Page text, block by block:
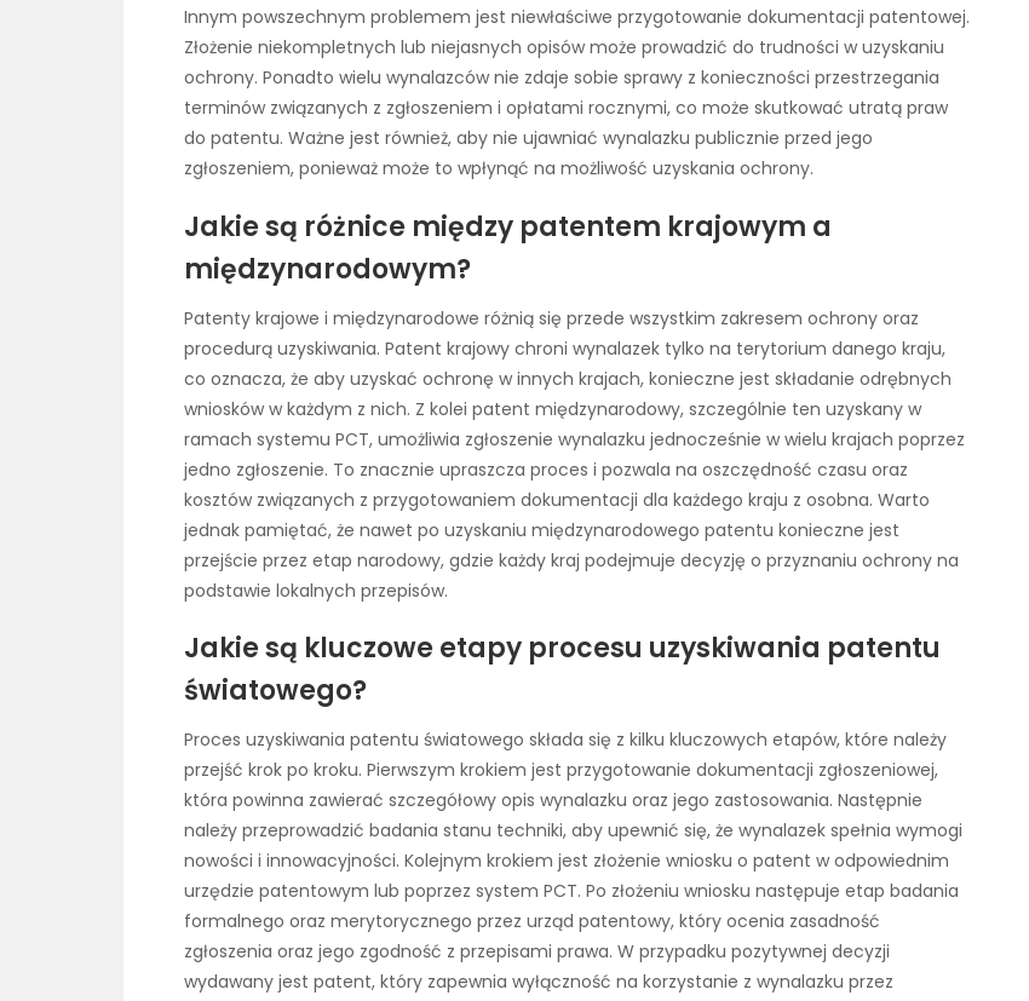
Innym powszechnym problemem jest niewłaściwe przygotowanie dokumentacji patentowej.
Złożenie niekompletnych lub niejasnych opisów może prowadzić do trudności w uzyskaniu
ochrony. Ponadto wielu wynalazców nie zdaje sobie sprawy z konieczności przestrzegania
terminów związanych z zgłoszeniem i opłatami rocznymi, co może skutkować utratą praw
do patentu. Ważne jest również, aby nie ujawniać wynalazku publicznie przed jego
zgłoszeniem, ponieważ może to wpłynąć na możliwość uzyskania ochrony.
Jakie są różnice między patentem krajowym a
międzynarodowym?
Patenty krajowe i międzynarodowe różnią się przede wszystkim zakresem ochrony oraz
procedurą uzyskiwania. Patent krajowy chroni wynalazek tylko na terytorium danego kraju,
co oznacza, że aby uzyskać ochronę w innych krajach, konieczne jest składanie odrębnych
wniosków w każdym z nich. Z kolei patent międzynarodowy, szczególnie ten uzyskany w
ramach systemu PCT, umożliwia zgłoszenie wynalazku jednocześnie w wielu krajach poprzez
jedno zgłoszenie. To znacznie upraszcza proces i pozwala na oszczędność czasu oraz
kosztów związanych z przygotowaniem dokumentacji dla każdego kraju z osobna. Warto
jednak pamiętać, że nawet po uzyskaniu międzynarodowego patentu konieczne jest
przejście przez etap narodowy, gdzie każdy kraj podejmuje decyzję o przyznaniu ochrony na
podstawie lokalnych przepisów.
Jakie są kluczowe etapy procesu uzyskiwania patentu
światowego?
Proces uzyskiwania patentu światowego składa się z kilku kluczowych etapów, które należy
przejść krok po kroku. Pierwszym krokiem jest przygotowanie dokumentacji zgłoszeniowej,
która powinna zawierać szczegółowy opis wynalazku oraz jego zastosowania. Następnie
należy przeprowadzić badania stanu techniki, aby upewnić się, że wynalazek spełnia wymogi
nowości i innowacyjności. Kolejnym krokiem jest złożenie wniosku o patent w odpowiednim
urzędzie patentowym lub poprzez system PCT. Po złożeniu wniosku następuje etap badania
formalnego oraz merytorycznego przez urząd patentowy, który ocenia zasadność
zgłoszenia oraz jego zgodność z przepisami prawa. W przypadku pozytywnej decyzji
wydawany jest patent, który zapewnia wyłączność na korzystanie z wynalazku przez